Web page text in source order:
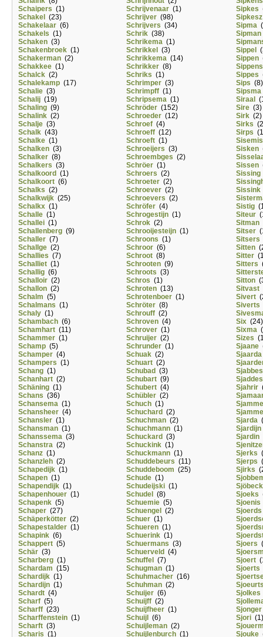
Schaipers (1)
Schakel
(23)
Schakelaar (6)
Schakels (1)
Schaken (3)
Schakenbroek (1)
Schakerman (2)
Schakkee (1)
Schalck (2)
Schalekamp (17)
Schalie (3)
Schalij (19)
Schaling (9)
Schalink (2)
Schalje (3)
Schalk (43)
Schalke (1)
Schalken (3)
Schalker (8)
Schalkers (3)
Schalkoord (1)
Schalkoort (6)
Schalks (2)
Schalkwijk (25)
Schalkx (1)
Schalle (1)
Schallei (1)
Schallenberg (9)
Schaller (7)
Schallge (2)
Schallies (7)
Schalliet (1)
Schallig (6)
Schalloir (2)
Schallon (2)
Schalm (5)
Schalmans (1)
Schaly (1)
Schambach (6)
Schamhart (11)
Schammer (1)
Schamp (5)
Schamper (4)
Schampers (1)
Schang (1)
Schanhart (2)
Schäning (1)
Schans (36)
Schansema (1)
Schansheer (4)
Schansler (1)
Schansman (1)
Schanssema (3)
Schanstra (2)
Schanz (1)
Schanzleh (2)
Schapedijk (1)
Schapen (1)
Schapendijk (1)
Schapenhouer (1)
Schapenk (5)
Schaper (27)
Schäperkötter (2)
Schapestalder (1)
Schapink (6)
Schappert (5)
Schär (3)
Scharberg (1)
Schardam (15)
Schardijk (1)
Schardijn (1)
Schardt (4)
Scharf (5)
Scharff (23)
Scharffenstein (1)
Scharft (3)
Scharis (1)
Schrijvenaar (1)
Schrijver (98)
Schrijvers (34)
Schrik (38)
Schrikema (1)
Schrikkel
(3)
Schrikkema (14)
Schrikker (8)
Schriks (1)
Schrimper (3)
Schrimpff (1)
Schripsema (1)
Schröder (152)
Schroeder (12)
Schroef (4)
Schroeff (12)
Schroeft (1)
Schroeijers (3)
Schroembges (2)
Schröer (1)
Schroers (2)
Schroeter (2)
Schroever (2)
Schroevers (2)
Schröfer (4)
Schrogestijn (1)
Schrok (2)
Schrooijesteijn (1)
Schroons (1)
Schroor (6)
Schroot (8)
Schrooten (9)
Schroots (3)
Schros (1)
Schroten (13)
Schrotenboer (1)
Schröter (8)
Schrouff (2)
Schroven (4)
Schrover (1)
Schruijer (2)
Schrunder (1)
Schuak (2)
Schuart (2)
Schubad (3)
Schubart (9)
Schubert (4)
Schübler (2)
Schuch (1)
Schuchard (2)
Schuchman (2)
Schuchmann (1)
Schuckard (3)
Schuckink (1)
Schuckmann (1)
Schuddebeurs (11)
Schuddeboom (25)
Schude (1)
Schudeijski (1)
Schudel
(8)
Schuemie (5)
Schuengel
(2)
Schuer (1)
Schueren (1)
Schuerink (1)
Schuermans (3)
Schuerveld (4)
Schuffel
(7)
Schugman (1)
Schuhmacher (16)
Schuhman (2)
Schuijer (6)
Schuijff (2)
Schuijfheer (1)
Schuijl
(6)
Schuijleman (2)
Schuijlenburch (1)
Sipkes
Sipkesz
Sipma
Sipman
Sippel
Sippen
Sippens
Sippes
Sips (8)
Sipsma
Siraal
Sire (3)
Sirk (2)
Sirks
Sirps
Sisemis
Sisken
Sissen
Sissing
Sissink
Sistig
Siteur
Sitman
Sitser
Sitsers
Sitten
Sitter
Sitters
Sitton
Sitvast
Sivert
Siverts
Six (24)
Sixma
Sizes
Sjaane
Sjaarda
Sjabbes
Sjaddes
Sjahrir
Sjarda
Sjardijn
Sjardin
Sjerks
Sjerps
Sjirks
Sjöbeck
Sjoeks
Sjoenis
Sjoerds
Sjoers
Sjoert
Sjoerts
Sjolkes
Sjonger
Sjori (1)
Sjouke